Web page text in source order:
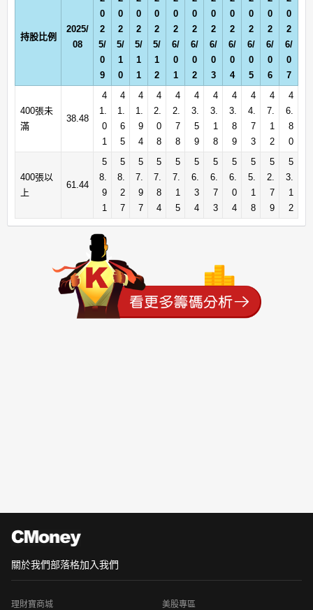
持股比例
2025/
08
0
2
5/
0
9
0
2
5/
1
0
0
2
5/
1
1
0
2
5/
1
2
0
2
6/
0
1
0
2
6/
0
2
0
2
6/
0
3
0
2
6/
0
4
0
2
6/
0
5
0
2
6/
0
6
0
2
6/
0
7
400張未
滿
38.48
4
1.
0
1
4
1.
6
5
4
1.
9
4
4
2.
0
8
4
2.
7
8
4
3.
5
9
4
3.
1
8
4
3.
8
9
4
4.
7
3
4
7.
1
2
4
6.
8
0
400張以
上
61.44
5
8.
9
1
5
8.
2
7
5
7.
9
7
5
7.
8
4
5
7.
1
5
5
6.
3
4
5
6.
7
3
5
6.
0
4
5
5.
1
8
5
2.
7
9
5
3.
1
2
關於我們部落格加入我們
理財寶商城 美股專區